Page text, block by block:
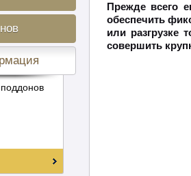
Прежде всего
обеспечить
или разгрузке
совершить